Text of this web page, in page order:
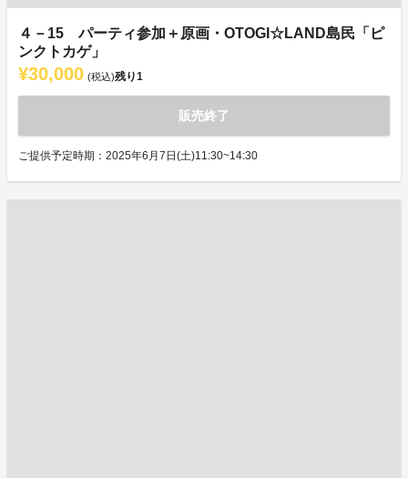
４－15 パーティ参加＋原画・OTOGI☆LAND島民「ピ
ンクトカゲ」
¥30,000 (税込)残り1
販売終了
ご提供予定時期：2025年6月7日(土)11:30~14:30